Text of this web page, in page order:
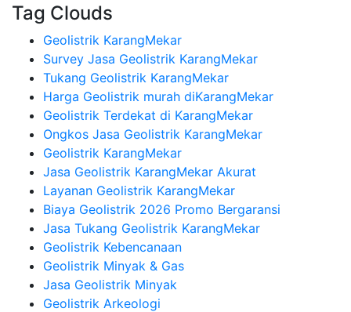
Tag Clouds
Geolistrik KarangMekar
Survey Jasa Geolistrik KarangMekar
Tukang Geolistrik KarangMekar
Harga Geolistrik murah diKarangMekar
Geolistrik Terdekat di KarangMekar
Ongkos Jasa Geolistrik KarangMekar
Geolistrik KarangMekar
Jasa Geolistrik KarangMekar Akurat
Layanan Geolistrik KarangMekar
Biaya Geolistrik 2026 Promo Bergaransi
Jasa Tukang Geolistrik KarangMekar
Geolistrik Kebencanaan
Geolistrik Minyak & Gas
Jasa Geolistrik Minyak
Geolistrik Arkeologi